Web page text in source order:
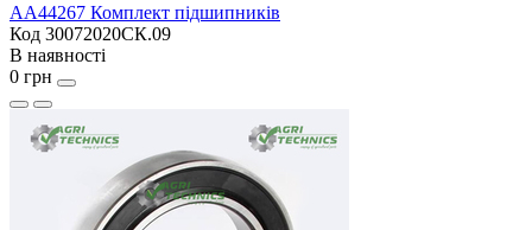
AA44267 Комплект підшипників
Код 30072020СК.09
В наявності
0 грн